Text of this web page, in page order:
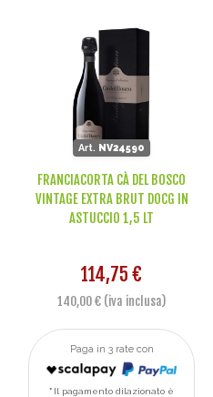
Art. NV24590
FRANCIACORTA CÀ DEL BOSCO
VINTAGE EXTRA BRUT DOCG IN
ASTUCCIO 1,5 LT
114,75 €
140,00 € (iva inclusa)
Paga in 3 rate con
Il pagamento dilazionato è